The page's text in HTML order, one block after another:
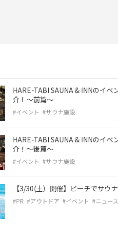
HARE-TABI SAUNA & INNのイベ
介！〜前篇〜
#イベント #サウナ施設
HARE-TABI SAUNA & INNのイベ
介！〜後篇〜
#イベント #サウナ施設
【3/30(土）開催】ビーチでサウ
#PR #アウトドア #イベント #ニュース